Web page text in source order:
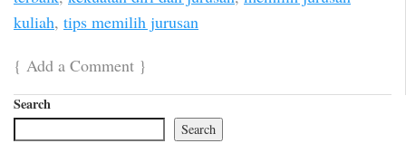
kuliah, tips memilih jurusan
{ Add a Comment }
Search
Search